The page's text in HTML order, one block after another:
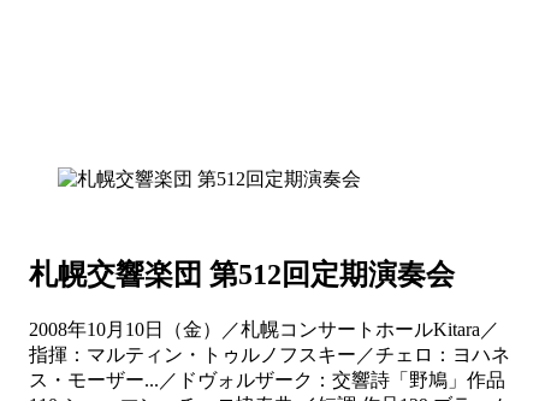
札幌交響楽団 第512回定期演奏会
2008年10月10日（金）／札幌コンサートホールKitara／
指揮：マルティン・トゥルノフスキー／チェロ：ヨハネ
ス・モーザー...／ドヴォルザーク：交響詩「野鳩」作品